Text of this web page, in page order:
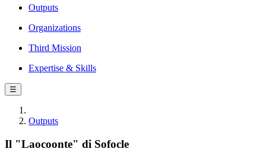
Outputs
Organizations
Third Mission
Expertise & Skills
☰
Outputs
Il "Laocoonte" di Sofocle